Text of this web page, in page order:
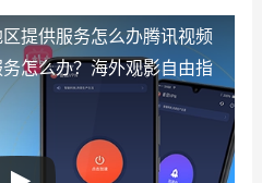
提供服务怎么办腾讯视频
怎么办？海外观影自由指